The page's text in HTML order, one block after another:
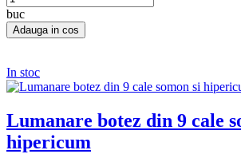
buc
In stoc
Lumanare botez din 9 cale
hipericum